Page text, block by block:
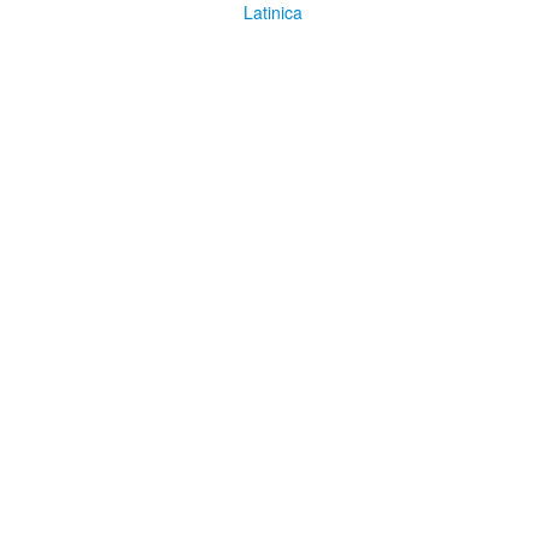
Latinica